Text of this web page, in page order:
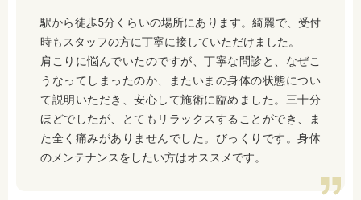
駅から徒歩5分くらいの場所にあります。綺麗で、受付
時もスタッフの方に丁寧に接していただけました。
肩こりに悩んでいたのですが、丁寧な問診と、なぜこ
うなってしまったのか、またいまの身体の状態につい
て説明いただき、安心して施術に臨めました。三十分
ほどでしたが、とてもリラックスすることができ、ま
た全く痛みがありませんでした。びっくりです。身体
のメンテナンスをしたい方はオススメです。